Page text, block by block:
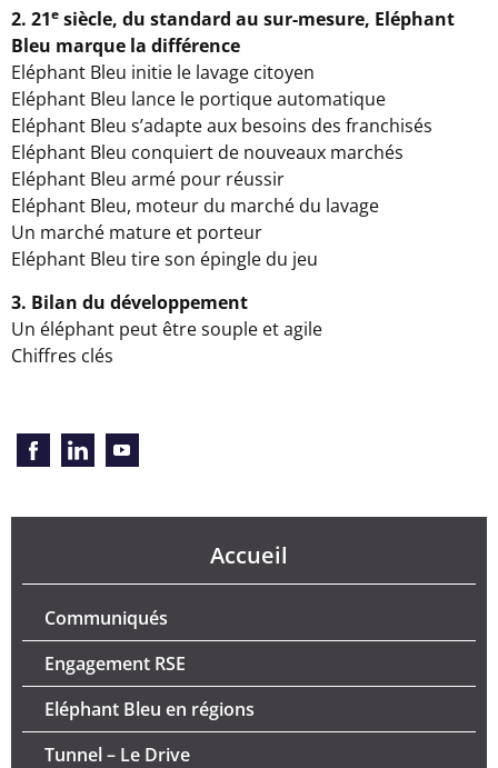
Accueil
Communiqués
Engagement RSE
Eléphant Bleu en régions
Tunnel – Le Drive
2. 21e siècle, du standard au sur-mesure, Eléphant
Bleu marque la différence
Eléphant Bleu initie le lavage citoyen
Eléphant Bleu lance le portique automatique
Eléphant Bleu s’adapte aux besoins des franchisés
Eléphant Bleu conquiert de nouveaux marchés
Eléphant Bleu armé pour réussir
Eléphant Bleu, moteur du marché du lavage
Un marché mature et porteur
Eléphant Bleu tire son épingle du jeu
3. Bilan du développement
Un éléphant peut être souple et agile
Chiffres clés